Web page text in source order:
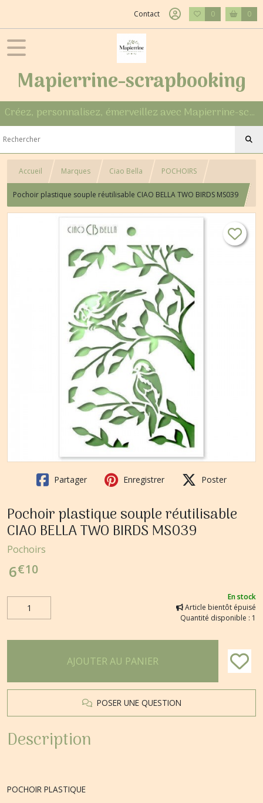
Contact 0 0
Mapierrine-scrapbooking
Créez, personnalisez, émerveillez avec Mapierrine-scrapbooking
Accueil Marques Ciao Bella POCHOIRS
Pochoir plastique souple réutilisable CIAO BELLA TWO BIRDS MS039
Partager Enregistrer Poster
Pochoir plastique souple réutilisable
CIAO BELLA TWO BIRDS MS039
Pochoirs
6€10
En stock
Article bientôt épuisé
Quantité disponible : 1
AJOUTER AU PANIER
POSER UNE QUESTION
Description
POCHOIR PLASTIQUE